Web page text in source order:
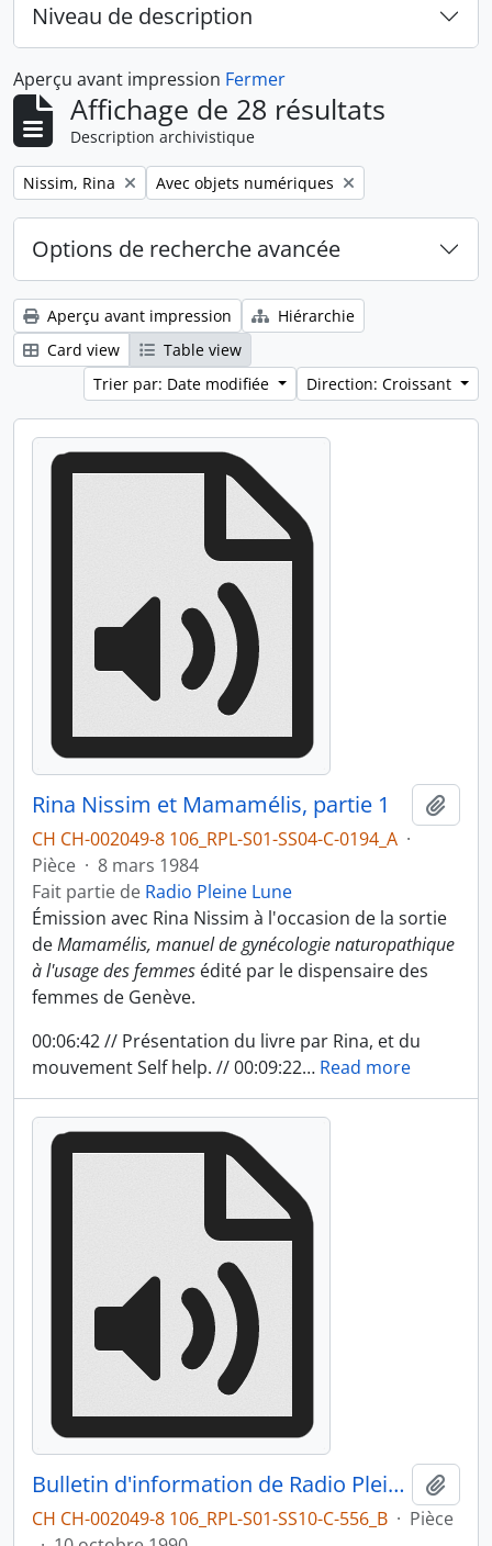
Niveau de description
Aperçu avant impression Fermer
Affichage de 28 résultats
Description archivistique
Remove filter:
Nissim, Rina Remove filter:
Avec objets numériques
Options de recherche avancée
Aperçu avant impression
Hiérarchie
Card view
Table view
Trier par: Date modifiée
Direction: Croissant
Rina Nissim et Mamamélis, partie 1
CH CH-002049-8 106_RPL-S01-SS04-C-0194_A ·
Pièce · 8 mars 1984
Fait partie de Radio Pleine Lune
Émission avec Rina Nissim à l'occasion de la sortie
deMamamélis, manuel de gynécologie naturopathique
à l'usage des femmes édité par le dispensaire des
femmes de Genève.
00:06:42 // Présentation du livre par Rina, et du
mouvement Self help. // 00:09:22… Read more
Bulletin d'information de Radio Pleine Lune du 10.10.1990
CH CH-002049-8 106_RPL-S01-SS10-C-556_B · Pièce